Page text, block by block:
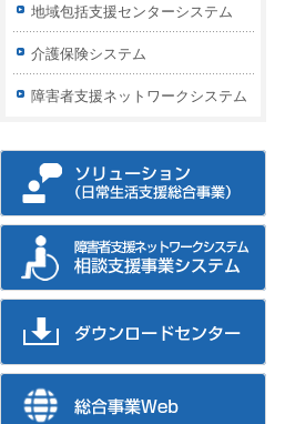
地域包括支援センターシステム
介護保険システム
障害者支援ネットワークシステム